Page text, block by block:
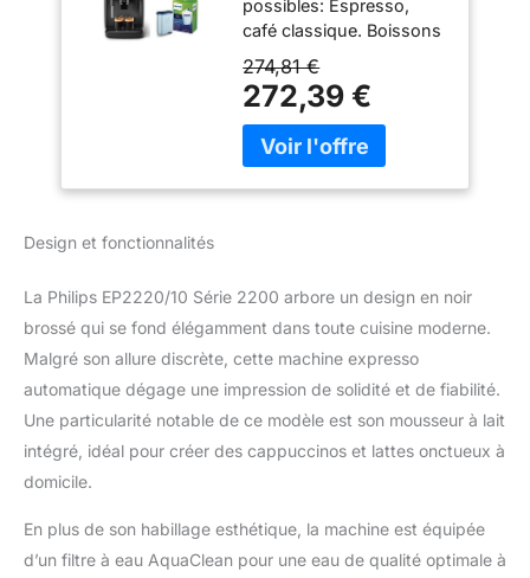
Lait Noir Mat & Filtre
à Eau et à calcaire
CA6903/10
possibles: Espresso,
café classique. Boissons
lactées possibles grâce à
son mousseur à lait
classique produit 1:
Broyeur 100% en
céramique: café riche en
de café et de la
température. produit 1:
Technologie Aroma Seal:
préserve l'arômes des
grains de café produit 2:
Préparez jusqu'à 5000
tasses avant de détartrer
grâce à la technologie
d'échange ionique
274,81 €
272,39 €
Design et fonctionnalités
La Philips EP2220/10 Série 2200 arbore un design en noir
brossé qui se fond élégamment dans toute cuisine moderne.
Malgré son allure discrète, cette machine expresso
automatique dégage une impression de solidité et de fiabilité.
Une particularité notable de ce modèle est son mousseur à lait
intégré, idéal pour créer des cappuccinos et lattes onctueux à
domicile.
En plus de son habillage esthétique, la machine est équipée
d’un filtre à eau AquaClean pour une eau de qualité optimale à